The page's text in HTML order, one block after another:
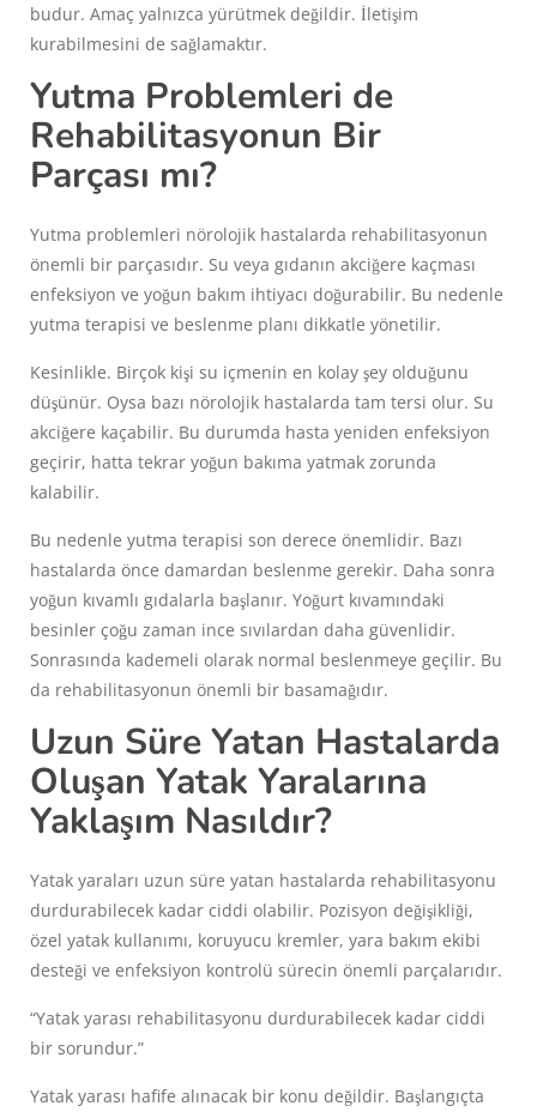
budur. Amaç yalnızca yürütmek değildir. İletişim
kurabilmesini de sağlamaktır.
Yutma Problemleri de
Rehabilitasyonun Bir
Parçası mı?
Yutma problemleri nörolojik hastalarda rehabilitasyonun
önemli bir parçasıdır. Su veya gıdanın akciğere kaçması
enfeksiyon ve yoğun bakım ihtiyacı doğurabilir. Bu nedenle
yutma terapisi ve beslenme planı dikkatle yönetilir.
Kesinlikle. Birçok kişi su içmenin en kolay şey olduğunu
düşünür. Oysa bazı nörolojik hastalarda tam tersi olur. Su
akciğere kaçabilir. Bu durumda hasta yeniden enfeksiyon
geçirir, hatta tekrar yoğun bakıma yatmak zorunda
kalabilir.
Bu nedenle yutma terapisi son derece önemlidir. Bazı
hastalarda önce damardan beslenme gerekir. Daha sonra
yoğun kıvamlı gıdalarla başlanır. Yoğurt kıvamındaki
besinler çoğu zaman ince sıvılardan daha güvenlidir.
Sonrasında kademeli olarak normal beslenmeye geçilir. Bu
da rehabilitasyonun önemli bir basamağıdır.
Uzun Süre Yatan Hastalarda
Oluşan Yatak Yaralarına
Yaklaşım Nasıldır?
Yatak yaraları uzun süre yatan hastalarda rehabilitasyonu
durdurabilecek kadar ciddi olabilir. Pozisyon değişikliği,
özel yatak kullanımı, koruyucu kremler, yara bakım ekibi
desteği ve enfeksiyon kontrolü sürecin önemli parçalarıdır.
“Yatak yarası rehabilitasyonu durdurabilecek kadar ciddi
bir sorundur.”
Yatak yarası hafife alınacak bir konu değildir. Başlangıçta